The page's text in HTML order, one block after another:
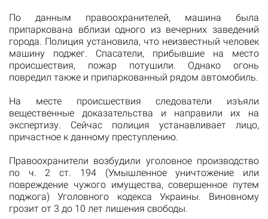
По данным правоохранителей, машина была
припаркована вблизи одного из вечерних заведений
города. Полиция установила, что неизвестный человек
машину поджег. Спасатели, прибывшие на место
происшествия, пожар потушили. Однако огонь
повредил также и припаркованный рядом автомобиль.
На месте происшествия следователи изъяли
вещественные доказательства и направили их на
экспертизу. Сейчас полиция устанавливает лицо,
причастное к данному преступлению.
Правоохранители возбудили уголовное производство
по ч. 2 ст. 194 (Умышленное уничтожение или
повреждение чужого имущества, совершенное путем
поджога) Уголовного кодекса Украины. Виновному
грозит от 3 до 10 лет лишения свободы.